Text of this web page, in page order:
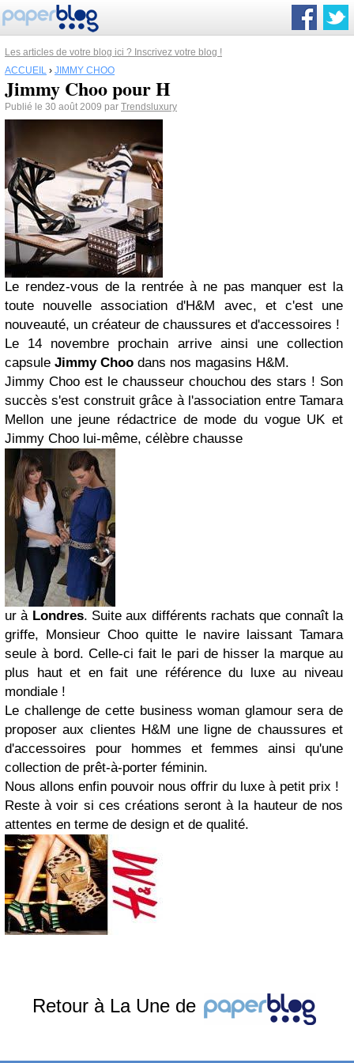
Les articles de votre blog ici ? Inscrivez votre blog !
ACCUEIL › JIMMY CHOO
Jimmy Choo pour H
Publié le 30 août 2009 par Trendsluxury
Le rendez-vous de la rentrée à ne pas manquer est la
toute nouvelle association d'H&M avec, et c'est une
nouveauté, un créateur de chaussures et d'accessoires !
Le 14 novembre prochain arrive ainsi une collection
capsule Jimmy Choo dans nos magasins H&M.
Jimmy Choo est le chausseur chouchou des stars ! Son
succès s'est construit grâce à l'association entre Tamara
Mellon une jeune rédactrice de mode du vogue UK et
Jimmy Choo lui-même, célèbre chausse
ur à Londres. Suite aux différents rachats que connaît la
griffe, Monsieur Choo quitte le navire laissant Tamara
seule à bord. Celle-ci fait le pari de hisser la marque au
plus haut et en fait une référence du luxe au niveau
mondiale !
Le challenge de cette business woman glamour sera de
proposer aux clientes H&M une ligne de chaussures et
d'accessoires pour hommes et femmes ainsi qu'une
collection de prêt-à-porter féminin.
Nous allons enfin pouvoir nous offrir du luxe à petit prix !
Reste à voir si ces créations seront à la hauteur de nos
attentes en terme de design et de qualité.
Retour à La Une de